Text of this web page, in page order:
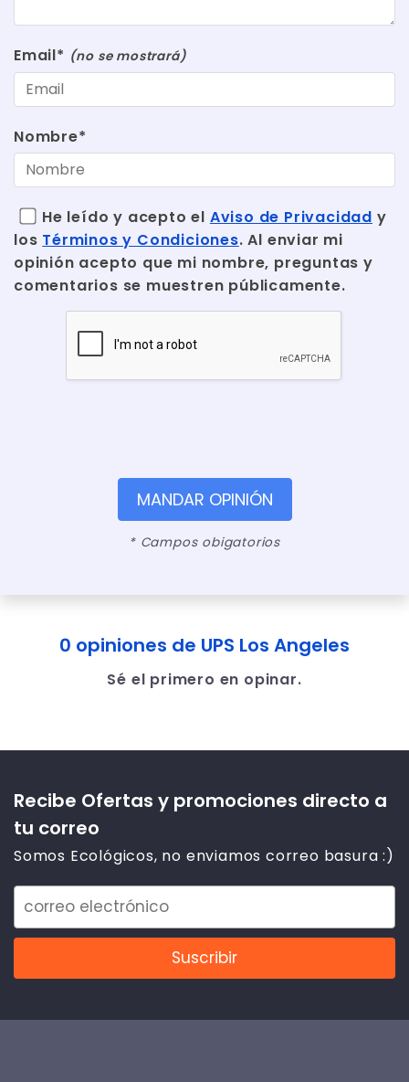
Email* (no se mostrará)
Nombre*
He leído y acepto el Aviso de Privacidad y
los Términos y Condiciones. Al enviar mi
opinión acepto que mi nombre, preguntas y
comentarios se muestren públicamente.
MANDAR OPINIÓN
* Campos obigatorios
0 opiniones de UPS Los Angeles
Sé el primero en opinar.
Recibe Ofertas y promociones directo a
tu correo
Somos Ecológicos, no enviamos correo basura :)